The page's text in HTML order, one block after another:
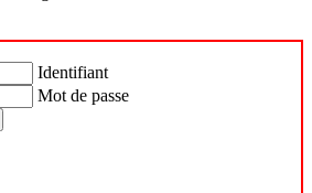
Identifiant
Mot de passe